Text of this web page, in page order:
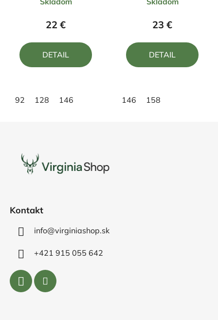
hodnotenie
produktu
5,0
z
22 €
DETAIL
92 128 146
hodnotenie
produktu
5,0
z
23 €
DETAIL
146 158
Kontakt
info@virginiashop.sk
+421 915 055 642